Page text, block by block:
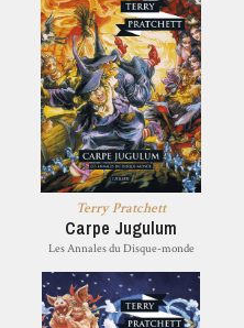
Terry Pratchett
Carpe Jugulum
Les Annales du Disque-monde